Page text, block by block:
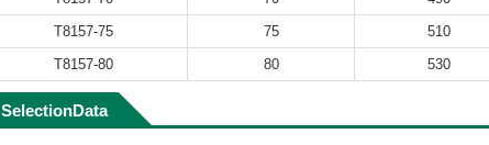
T8157-75
75 510
T8157-80
80 530
SelectionData